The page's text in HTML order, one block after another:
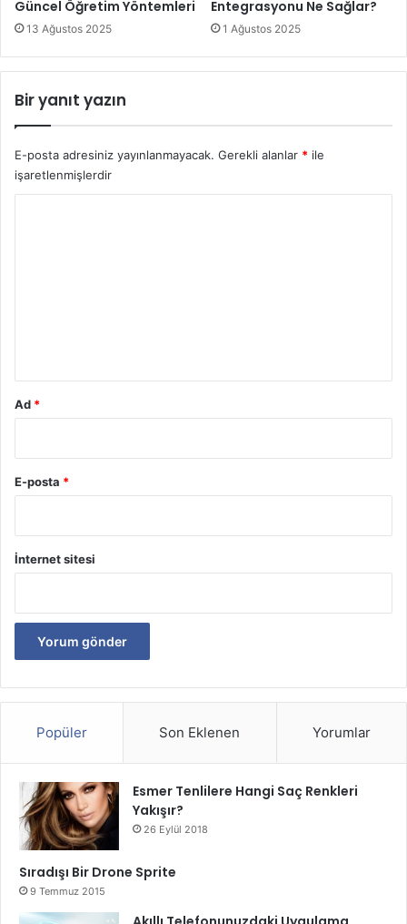
Güncel Öğretim Yöntemleri
13 Ağustos 2025
Entegrasyonu Ne Sağlar?
1 Ağustos 2025
Bir yanıt yazın
E-posta adresiniz yayınlanmayacak. Gerekli alanlar * ile
işaretlenmişlerdir
Ad *
E-posta *
İnternet sitesi
Popüler Son Eklenen Yorumlar
Esmer Tenlilere Hangi Saç Renkleri
Yakışır?
26 Eylül 2018
Sıradışı Bir Drone Sprite
9 Temmuz 2015